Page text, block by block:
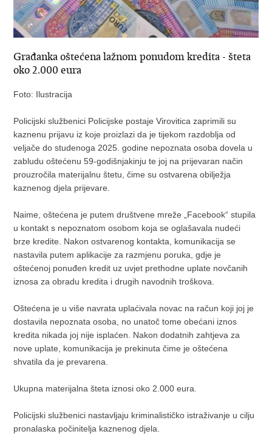
Građanka oštećena lažnom ponudom kredita - šteta
oko 2.000 eura
Foto: Ilustracija
Policijski službenici Policijske postaje Virovitica zaprimili su
kaznenu prijavu iz koje proizlazi da je tijekom razdoblja od
veljače do studenoga 2025. godine nepoznata osoba dovela u
zabludu oštećenu 59-godišnjakinju te joj na prijevaran način
prouzročila materijalnu štetu, čime su ostvarena obilježja
kaznenog djela prijevare.
Naime, oštećena je putem društvene mreže „Facebook“ stupila
u kontakt s nepoznatom osobom koja se oglašavala nudeći
brze kredite. Nakon ostvarenog kontakta, komunikacija se
nastavila putem aplikacije za razmjenu poruka, gdje je
oštećenoj ponuđen kredit uz uvjet prethodne uplate novčanih
iznosa za obradu kredita i drugih navodnih troškova.
Oštećena je u više navrata uplaćivala novac na račun koji joj je
dostavila nepoznata osoba, no unatoč tome obećani iznos
kredita nikada joj nije isplaćen. Nakon dodatnih zahtjeva za
nove uplate, komunikacija je prekinuta čime je oštećena
shvatila da je prevarena.
Ukupna materijalna šteta iznosi oko 2.000 eura.
Policijski službenici nastavljaju kriminalističko istraživanje u cilju
pronalaska počinitelja kaznenog djela.